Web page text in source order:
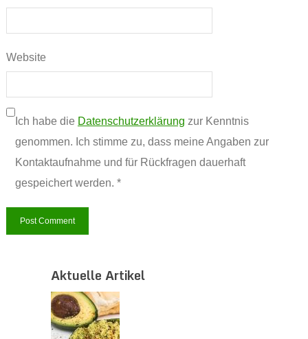
Website
Ich habe die Datenschutzerklärung zur Kenntnis
genommen. Ich stimme zu, dass meine Angaben zur
Kontaktaufnahme und für Rückfragen dauerhaft
gespeichert werden. *
Aktuelle Artikel